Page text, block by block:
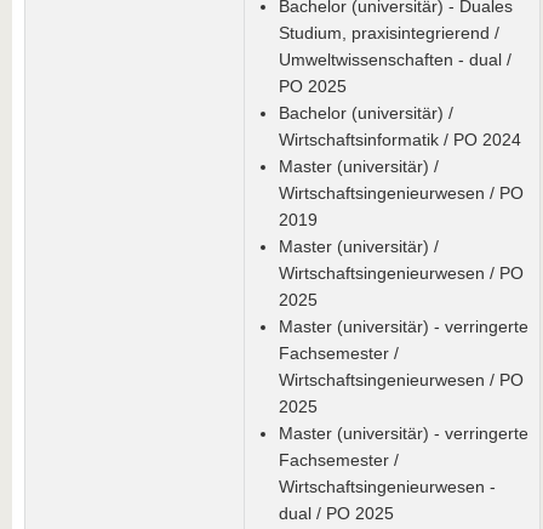
Bachelor (universitär) - Duales
Studium, praxisintegrierend /
Umweltwissenschaften - dual /
PO 2025
Bachelor (universitär) /
Wirtschaftsinformatik / PO 2024
Master (universitär) /
Wirtschaftsingenieurwesen / PO
2019
Master (universitär) /
Wirtschaftsingenieurwesen / PO
2025
Master (universitär) - verringerte
Fachsemester /
Wirtschaftsingenieurwesen / PO
2025
Master (universitär) - verringerte
Fachsemester /
Wirtschaftsingenieurwesen -
dual / PO 2025